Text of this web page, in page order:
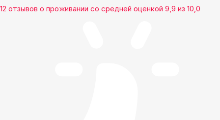
12 отзывов о проживании со средней оценкой 9,9 из 10,0